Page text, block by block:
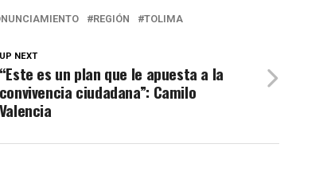
REGIÓN TOLIMA
UP NEXT
“Este es un plan que le apuesta a la
convivencia ciudadana”: Camilo
Valencia